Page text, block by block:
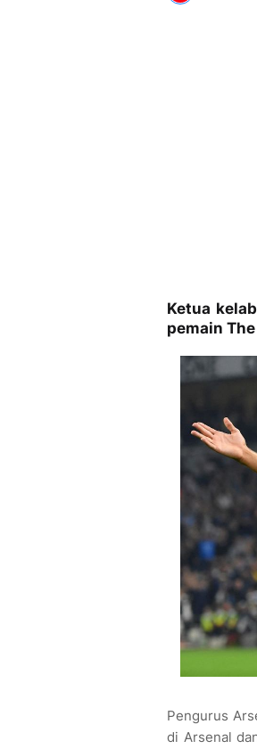
Ketua
pemain
Pengurus
di Arsenal